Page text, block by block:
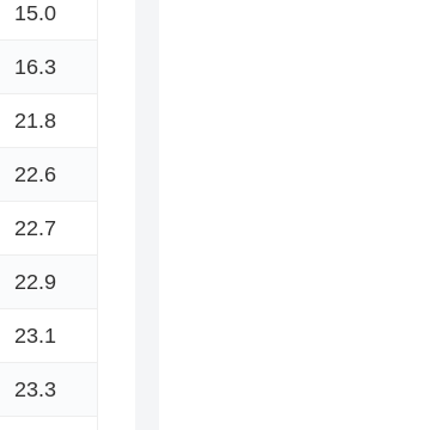
15.0
16.3
21.8
22.6
22.7
22.9
23.1
23.3